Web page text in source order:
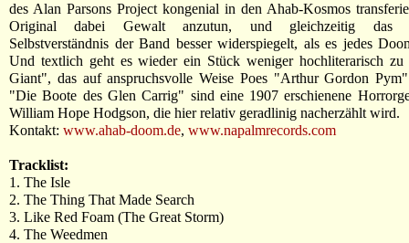
des Alan Parsons Project kongenial in den Ahab-Kosmos
Original dabei Gewalt anzutun, und gleichzeitig das
Selbstverständnis der Band besser widerspiegelt, als es jedes
Und textlich geht es wieder ein Stück weniger hochliterarisch
Giant", das auf anspruchsvolle Weise Poes "Arthur Gordon
"Die Boote des Glen Carrig" sind eine 1907 erschienene
William Hope Hodgson, die hier relativ geradlinig nacherzählt wird.
Kontakt: www.ahab-doom.de, www.napalmrecords.com
Tracklist:
1. The Isle
2. The Thing That Made Search
3. Like Red Foam (The Great Storm)
4. The Weedmen